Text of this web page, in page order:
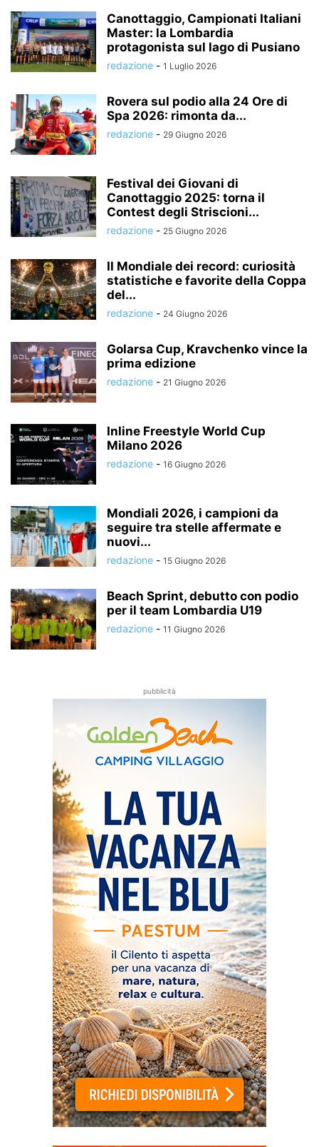
Canottaggio, Campionati Italiani
Master: la Lombardia
protagonista sul lago di Pusiano
redazione - 1 Luglio 2026
Rovera sul podio alla 24 Ore di
Spa 2026: rimonta da...
redazione - 29 Giugno 2026
Festival dei Giovani di
Canottaggio 2025: torna il
Contest degli Striscioni...
redazione - 25 Giugno 2026
Il Mondiale dei record: curiosità
statistiche e favorite della Coppa
del...
redazione - 24 Giugno 2026
Golarsa Cup, Kravchenko vince la
prima edizione
redazione - 21 Giugno 2026
Inline Freestyle World Cup
Milano 2026
redazione - 16 Giugno 2026
Mondiali 2026, i campioni da
seguire tra stelle affermate e
nuovi...
redazione - 15 Giugno 2026
Beach Sprint, debutto con podio
per il team Lombardia U19
redazione - 11 Giugno 2026
pubblicità